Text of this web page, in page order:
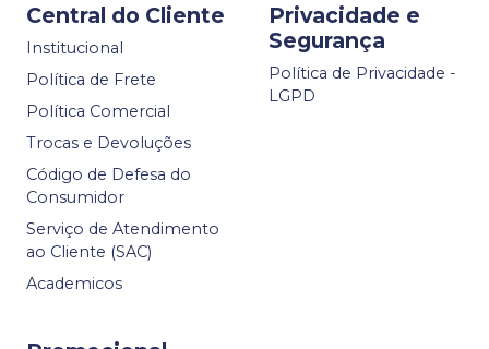
Central do Cliente
Institucional
Política de Frete
Política Comercial
Trocas e Devoluções
Código de Defesa do
Consumidor
Serviço de Atendimento
ao Cliente (SAC)
Academicos
Privacidade e
Segurança
Política de Privacidade -
LGPD